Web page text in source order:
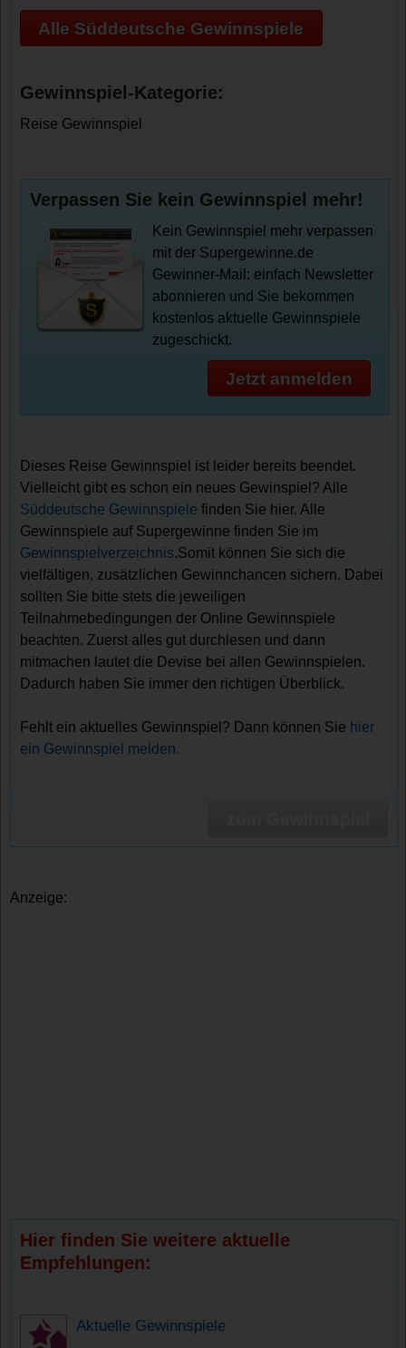
Alle Süddeutsche Gewinnspiele
Gewinnspiel-Kategorie:
Reise Gewinnspiel
Verpassen Sie kein Gewinnspiel mehr!
Kein Gewinnspiel mehr verpassen
mit der Supergewinne.de
Gewinner-Mail: einfach Newsletter
abonnieren und Sie bekommen
kostenlos aktuelle Gewinnspiele
zugeschickt.
Jetzt anmelden
Dieses Reise Gewinnspiel ist leider bereits beendet.
Vielleicht gibt es schon ein neues Gewinspiel? Alle
Süddeutsche Gewinnspiele finden Sie hier. Alle
Gewinnspiele auf Supergewinne finden Sie im
Gewinnspielverzeichnis.Somit können Sie sich die
vielfältigen, zusätzlichen Gewinnchancen sichern. Dabei
sollten Sie bitte stets die jeweiligen
Teilnahmebedingungen der Online Gewinnspiele
beachten. Zuerst alles gut durchlesen und dann
mitmachen lautet die Devise bei allen Gewinnspielen.
Dadurch haben Sie immer den richtigen Überblick.
Fehlt ein aktuelles Gewinnspiel? Dann können Sie hier
ein Gewinnspiel melden.
Anzeige:
Hier finden Sie weitere aktuelle
Empfehlungen:
Aktuelle Gewinnspiele